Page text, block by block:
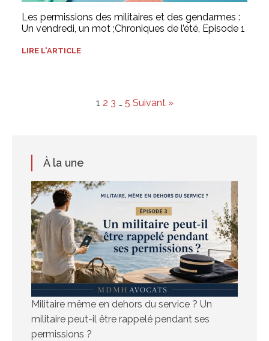
Les permissions des militaires et des gendarmes :
Un vendredi, un mot ;Chroniques de l’été, Episode 1
LIRE L'ARTICLE
1 2 3 … 5 Suivant »
À la une
Militaire même en dehors du service ? Un
militaire peut-il être rappelé pendant ses
permissions ?